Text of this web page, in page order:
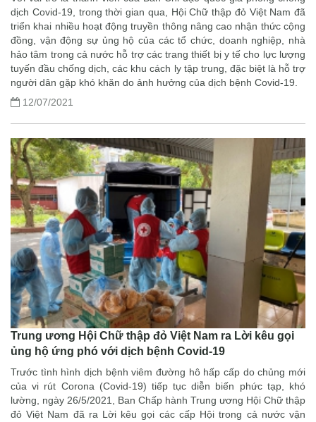
dịch Covid-19, trong thời gian qua, Hội Chữ thập đỏ Việt Nam đã
triển khai nhiều hoạt động truyền thông nâng cao nhận thức cộng
đồng, vận động sự ủng hộ của các tổ chức, doanh nghiệp, nhà
hảo tâm trong cả nước hỗ trợ các trang thiết bị y tế cho lực lượng
tuyến đầu chống dịch, các khu cách ly tập trung, đặc biệt là hỗ trợ
người dân gặp khó khăn do ảnh hưởng của dịch bệnh Covid-19.
12/07/2021
Trung ương Hội Chữ thập đỏ Việt Nam ra Lời kêu gọi
ủng hộ ứng phó với dịch bệnh Covid-19
Trước tình hình dịch bệnh viêm đường hô hấp cấp do chủng mới
của vi rút Corona (Covid-19) tiếp tục diễn biến phức tạp, khó
lường, ngày 26/5/2021, Ban Chấp hành Trung ương Hội Chữ thập
đỏ Việt Nam đã ra Lời kêu gọi các cấp Hội trong cả nước vận